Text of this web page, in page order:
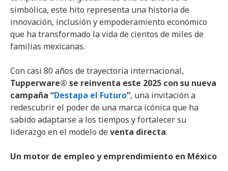
simbólica, este hito representa una historia de
innovación, inclusión y empoderamiento económico
que ha transformado la vida de cientos de miles de
familias mexicanas.
Con casi 80 años de trayectoria internacional,
Tupperware® se reinventa este 2025 con su nueva
campaña “Destapa el Futuro”, una invitación a
redescubrir el poder de una marca icónica que ha
sabido adaptarse a los tiempos y fortalecer su
liderazgo en el modelo deventa directa.
Un motor de empleo y emprendimiento en México